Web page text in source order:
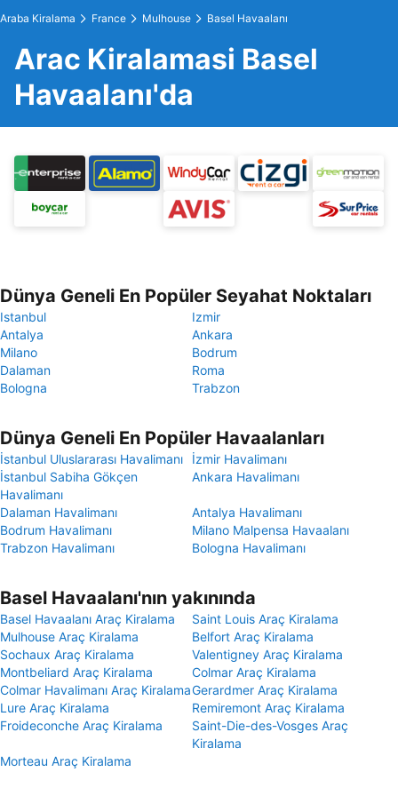
Araba Kiralama France Mulhouse Basel Havaalanı
Arac Kiralamasi Basel
Havaalanı'da
Dünya Geneli En Popüler Seyahat Noktaları
Istanbul
Izmir
Antalya
Ankara
Milano
Bodrum
Dalaman
Roma
Bologna
Trabzon
Dünya Geneli En Popüler Havaalanları
İstanbul Uluslararası Havalimanı
İzmir Havalimanı
İstanbul Sabiha Gökçen
Havalimanı
Ankara Havalimanı
Dalaman Havalimanı
Antalya Havalimanı
Bodrum Havalimanı
Milano Malpensa Havaalanı
Trabzon Havalimanı
Bologna Havalimanı
Basel Havaalanı'nın yakınında
Basel Havaalanı Araç Kiralama
Saint Louis Araç Kiralama
Mulhouse Araç Kiralama
Belfort Araç Kiralama
Sochaux Araç Kiralama
Valentigney Araç Kiralama
Montbeliard Araç Kiralama
Colmar Araç Kiralama
Colmar Havalimanı Araç KiralamaGerardmer Araç Kiralama
Lure Araç Kiralama
Remiremont Araç Kiralama
Froideconche Araç Kiralama
Saint-Die-des-Vosges Araç
Kiralama
Morteau Araç Kiralama